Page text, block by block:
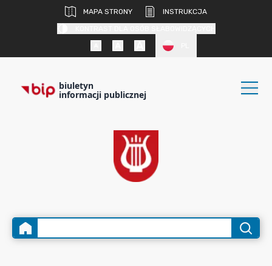
MAPA STRONY
INSTRUKCJA
biuletyn
informacji publicznej